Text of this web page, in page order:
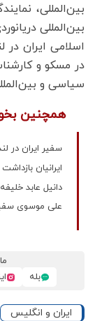
بین‌المللی،
بین‌المللی
اسلامی ایران
در مسکو و
سیاسی و
همچنین
سفیر ایران در
ایرانیان
دانیل عابد
علی موسوی
بله
ایران و انگلیس